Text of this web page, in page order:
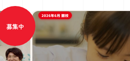
茗荷谷校について
学童説明会日程・教
土曜日
開催！
募集中